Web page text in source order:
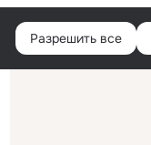
Войти
Разрешить все